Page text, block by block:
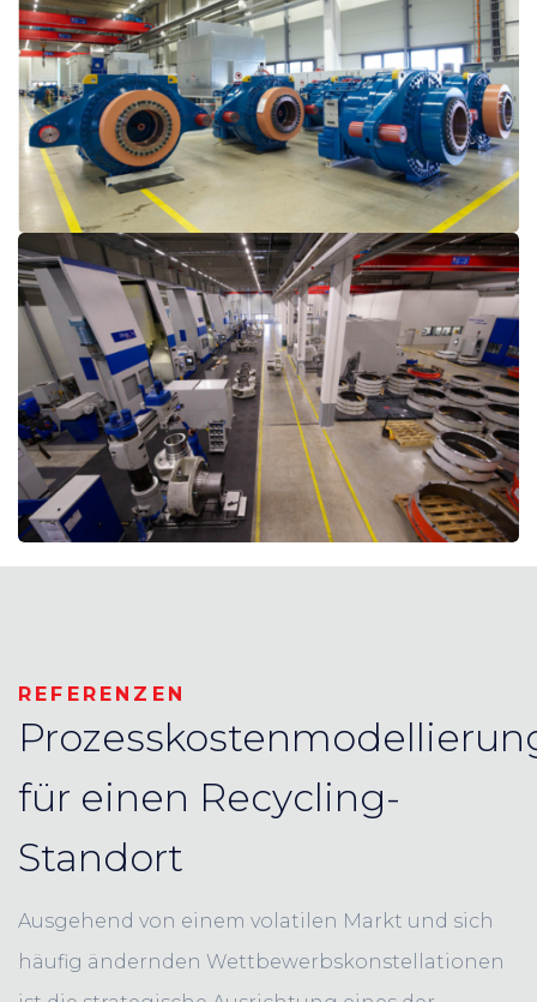
REFERENZEN
für einen Recycling-
Standort
Ausgehend von einem volatilen Markt und sich
häufig ändernden Wettbewerbskonstellationen